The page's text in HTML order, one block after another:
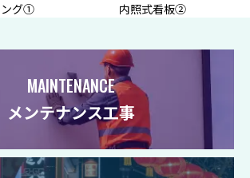
ング① 内照式看板②
MAINTENANCE
メンテナンス工事